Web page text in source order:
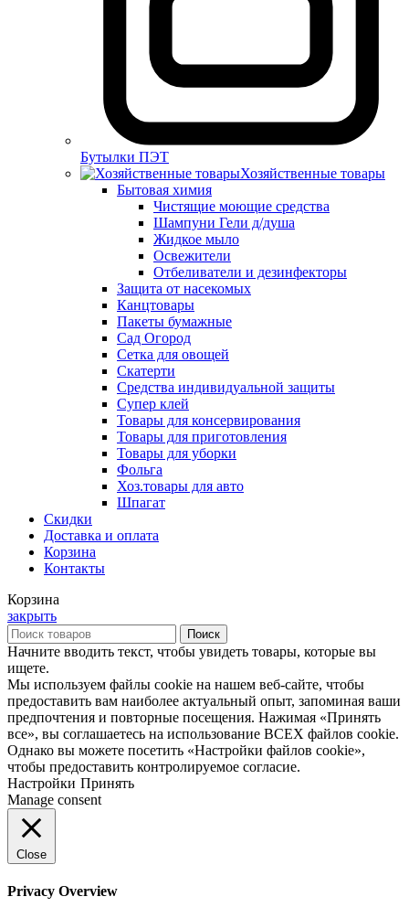
Бутылки ПЭТ
Хозяйственные товары
Бытовая химия
Чистящие моющие средства
Шампуни Гели д/душа
Жидкое мыло
Освежители
Отбеливатели и дезинфекторы
Защита от насекомых
Канцтовары
Пакеты бумажные
Сад Огород
Сетка для овощей
Скатерти
Средства индивидуальной защиты
Супер клей
Товары для консервирования
Товары для приготовления
Товары для уборки
Фольга
Хоз.товары для авто
Шпагат
Скидки
Доставка и оплата
Корзина
Контакты
Корзина
закрыть
Поиск
Начните вводить текст, чтобы увидеть товары, которые вы
ищете.
Мы используем файлы cookie на нашем веб-сайте, чтобы
предоставить вам наиболее актуальный опыт, запоминая ваши
предпочтения и повторные посещения. Нажимая «Принять
все», вы соглашаетесь на использование ВСЕХ файлов cookie.
Однако вы можете посетить «Настройки файлов cookie»,
чтобы предоставить контролируемое согласие.
Настройки Принять
Manage consent
Close
Privacy Overview